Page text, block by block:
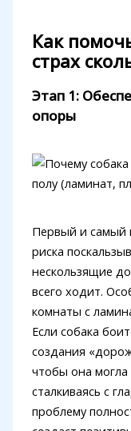
Как
страх
Этап 1:
опоры
Первый и
риска
нескользящие
всего ходит.
комнаты с
Если собака
создания
чтобы она могла
сталкиваясь с
проблему